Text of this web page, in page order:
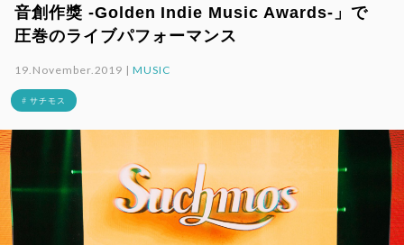
音創作獎 -Golden Indie Music Awards-」で
圧巻のライブパフォーマンス
19.November.2019 |MUSIC
# サチモス